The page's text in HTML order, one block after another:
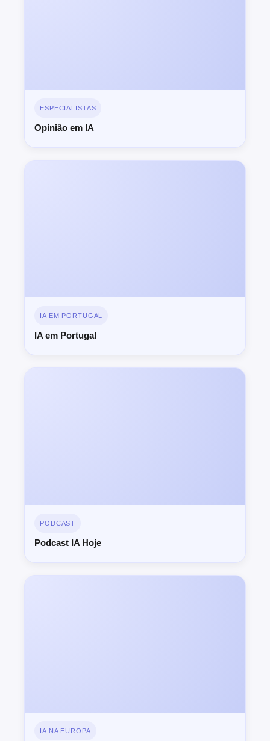
ESPECIALISTAS
Opinião em IA
IA EM PORTUGAL
IA em Portugal
PODCAST
Podcast IA Hoje
IA NA EUROPA